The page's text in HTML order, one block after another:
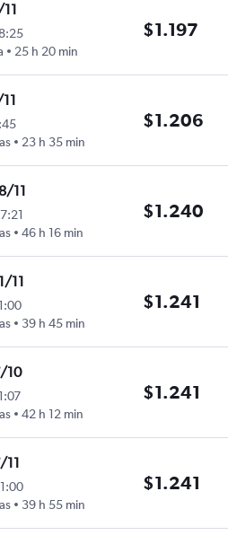
8:25
25 h 20 min
$1.197
23 h 35 min
$1.206
11
7:21
46 h 16 min
$1.240
11
1:00
39 h 45 min
$1.241
10
1:07
42 h 12 min
$1.241
11
1:00
39 h 55 min
$1.241